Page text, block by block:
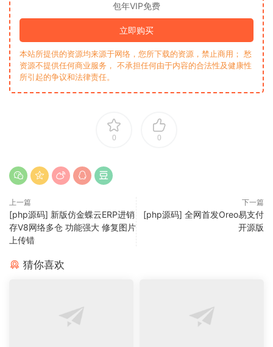
包年VIP免费
立即购买
本站所提供的资源均来源于网络，您所下载的资源，禁止商用； 愁
资源不提供任何商业服务， 不承担任何由于内容的合法性及健康性
所引起的争议和法律责任。
0 0
上一篇
[php源码] 新版仿金蝶云ERP进销
存V8网络多仓 功能强大 修复图片
上传错
下一篇
[php源码] 全网首发Oreo易支付
开源版
猜你喜欢